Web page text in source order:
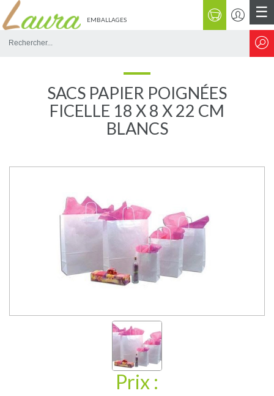
☰
EMBALLAGES
SACS PAPIER POIGNÉES
FICELLE 18 X 8 X 22 CM
BLANCS
Prix :